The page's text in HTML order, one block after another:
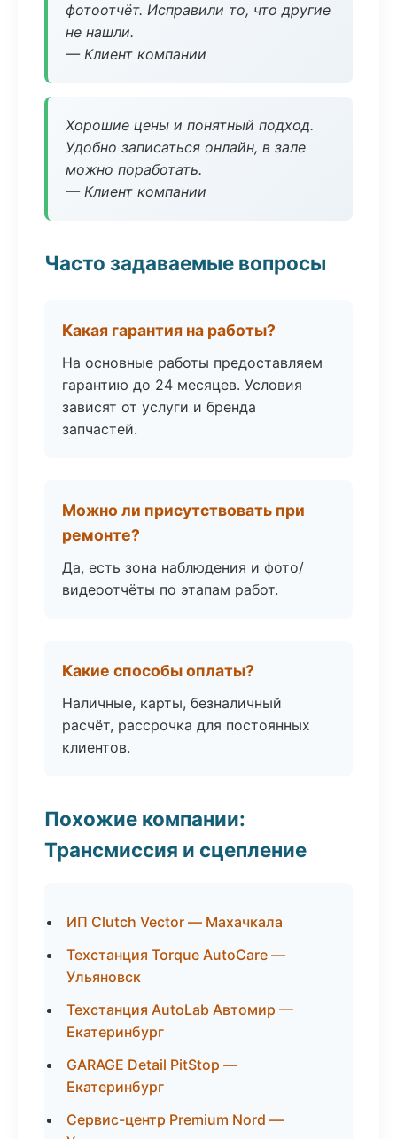
фотоотчёт. Исправили то, что другие
не нашли.
— Клиент компании
Хорошие цены и понятный подход.
Удобно записаться онлайн, в зале
можно поработать.
— Клиент компании
Часто задаваемые вопросы
Какая гарантия на работы?
На основные работы предоставляем
гарантию до 24 месяцев. Условия
зависят от услуги и бренда
запчастей.
Можно ли присутствовать при
ремонте?
Да, есть зона наблюдения и фото/
видеоотчёты по этапам работ.
Какие способы оплаты?
Наличные, карты, безналичный
расчёт, рассрочка для постоянных
клиентов.
Похожие компании:
Трансмиссия и сцепление
ИП Clutch Vector — Махачкала
Техстанция Torque AutoCare —
Ульяновск
Техстанция AutoLab Автомир —
Екатеринбург
GARAGE Detail PitStop —
Екатеринбург
Сервис-центр Premium Nord —